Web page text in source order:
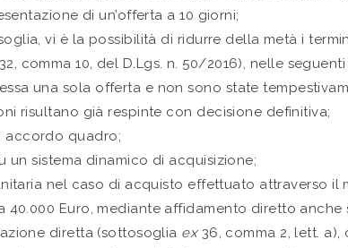
di un’offerta a 10 giorni;
vi è la possibilità di ridurre della metà i
comma 10, del D.Lgs. n. 50/2016), nelle
una sola offerta e non sono state
risultano già respinte con decisione definitiva;
accordo quadro;
sistema dinamico di acquisizione;
nel caso di acquisto effettuato attraverso il
40.000 Euro, mediante affidamento diretto
diretta (sottosoglia ex36, comma 2, lett. a),